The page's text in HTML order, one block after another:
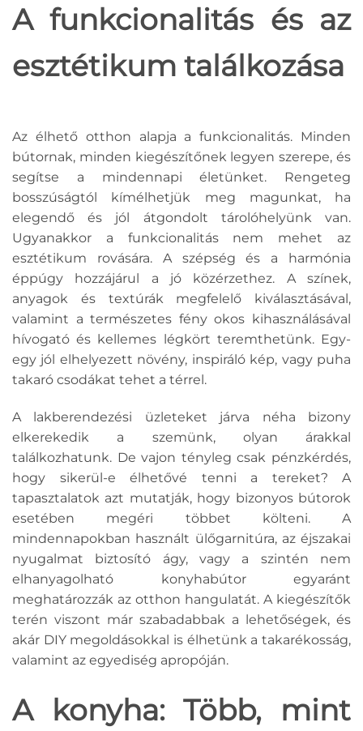
A funkcionalitás és az
esztétikum találkozása
Az élhető otthon alapja a funkcionalitás. Minden
bútornak, minden kiegészítőnek legyen szerepe, és
segítse a mindennapi életünket. Rengeteg
bosszúságtól kímélhetjük meg magunkat, ha
elegendő és jól átgondolt tárolóhelyünk van.
Ugyanakkor a funkcionalitás nem mehet az
esztétikum rovására. A szépség és a harmónia
éppúgy hozzájárul a jó közérzethez. A színek,
anyagok és textúrák megfelelő kiválasztásával,
valamint a természetes fény okos kihasználásával
hívogató és kellemes légkört teremthetünk. Egy-
egy jól elhelyezett növény, inspiráló kép, vagy puha
takaró csodákat tehet a térrel.
A lakberendezési üzleteket járva néha bizony
elkerekedik a szemünk, olyan árakkal
találkozhatunk. De vajon tényleg csak pénzkérdés,
hogy sikerül-e élhetővé tenni a tereket? A
tapasztalatok azt mutatják, hogy bizonyos bútorok
esetében megéri többet költeni. A
mindennapokban használt ülőgarnitúra, az éjszakai
nyugalmat biztosító ágy, vagy a szintén nem
elhanyagolható konyhabútor egyaránt
meghatározzák az otthon hangulatát. A kiegészítők
terén viszont már szabadabbak a lehetőségek, és
akár DIY megoldásokkal is élhetünk a takarékosság,
valamint az egyediség apropóján.
A konyha: Több, mint